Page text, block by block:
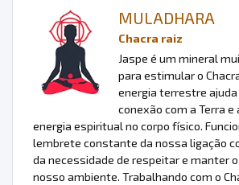
MULADHARA
Chacra raiz
Jaspe é um mineral
para estimular o
energia terrestre
conexão com a Terra e
energia espiritual no corpo físico.
lembrete constante da nossa ligação
da necessidade de respeitar e manter
nosso ambiente. Trabalhando com o